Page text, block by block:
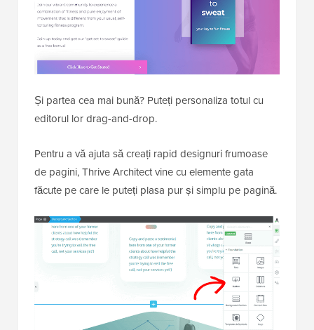
Și partea cea mai bună? Puteți personaliza totul cu
editorul lor drag-and-drop.
Pentru a vă ajuta să creați rapid designuri frumoase
de pagini, Thrive Architect vine cu elemente gata
făcute pe care le puteți plasa pur și simplu pe pagină.